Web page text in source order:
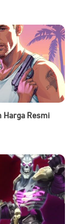
Harga Resmi